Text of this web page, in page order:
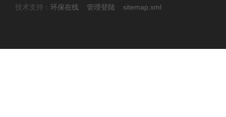
技术支持： 环保在线 管理登陆 sitemap.xml